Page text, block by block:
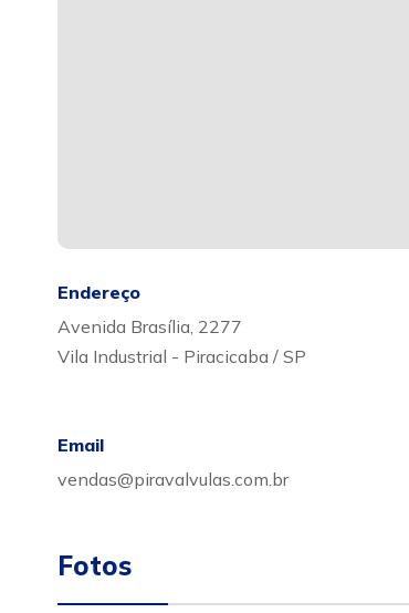
Endereço
Avenida Brasília, 2277
Vila Industrial - Piracicaba / SP
Email
vendas@piravalvulas.com.br
Fotos